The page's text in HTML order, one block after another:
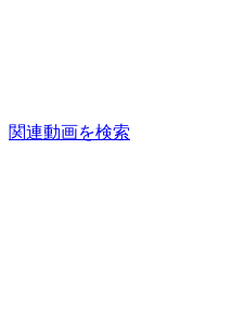
関連動画を検索